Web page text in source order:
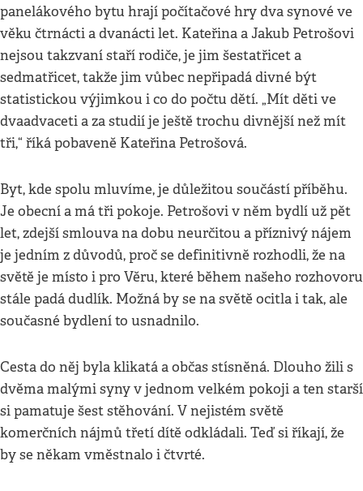
panelákového bytu hrají počítačové hry dva synové ve
věku čtrnácti a dvanácti let. Kateřina a Jakub Petrošovi
nejsou takzvaní staří rodiče, je jim šestatřicet a
sedmatřicet, takže jim vůbec nepřipadá divné být
statistickou výjimkou i co do počtu dětí. „Mít děti ve
dvaadvaceti a za studií je ještě trochu divnější než mít
tři,“ říká pobaveně Kateřina Petrošová.
Byt, kde spolu mluvíme, je důležitou součástí příběhu.
Je obecní a má tři pokoje. Petrošovi v něm bydlí už pět
let, zdejší smlouva na dobu neurčitou a příznivý nájem
je jedním z důvodů, proč se definitivně rozhodli, že na
světě je místo i pro Věru, které během našeho rozhovoru
stále padá dudlík. Možná by se na světě ocitla i tak, ale
současné bydlení to usnadnilo.
Cesta do něj byla klikatá a občas stísněná. Dlouho žili s
dvěma malými syny v jednom velkém pokoji a ten starší
si pamatuje šest stěhování. V nejistém světě
komerčních nájmů třetí dítě odkládali. Teď si říkají, že
by se někam vměstnalo i čtvrté.